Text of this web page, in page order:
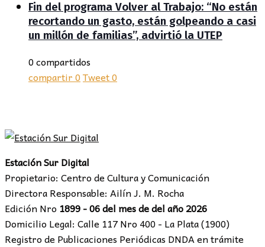
Fin del programa Volver al Trabajo: “No están
recortando un gasto, están golpeando a casi
un millón de familias”, advirtió la UTEP
0 compartidos
compartir0Tweet0
Estación Sur Digital
Propietario: Centro de Cultura y Comunicación
Directora Responsable: Ailín J. M. Rocha
Edición Nro 1899 - 06 del mes de del año 2026
Domicilio Legal: Calle 117 Nro 400 - La Plata (1900)
Registro de Publicaciones Periódicas DNDA en trámite